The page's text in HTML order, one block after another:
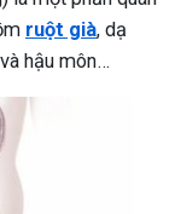
ruột già, dạ
hậu môn…